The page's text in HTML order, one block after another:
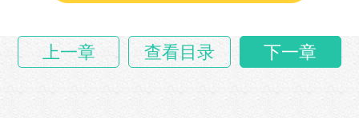
上一章 查看目录 下一章